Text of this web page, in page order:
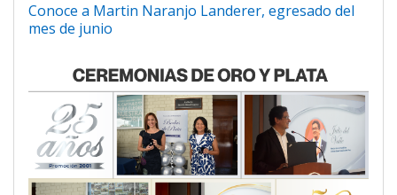
Conoce a Martin Naranjo Landerer, egresado del
mes de junio